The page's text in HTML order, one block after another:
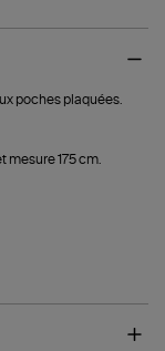
poches plaquées.
mesure 175 cm.